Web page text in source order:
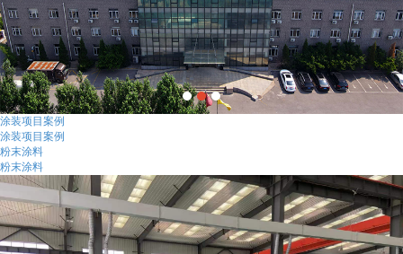
涂装项目案例
涂装项目案例
粉末涂料
粉末涂料